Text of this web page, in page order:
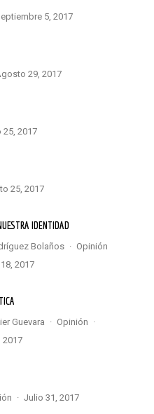
septiembre 5, 2017
agosto 29, 2017
25, 2017
25, 2017
IDENTIDAD
Bolaños ·
Opinión
2017
Guevara · Opinión ·
2017
· julio 31, 2017